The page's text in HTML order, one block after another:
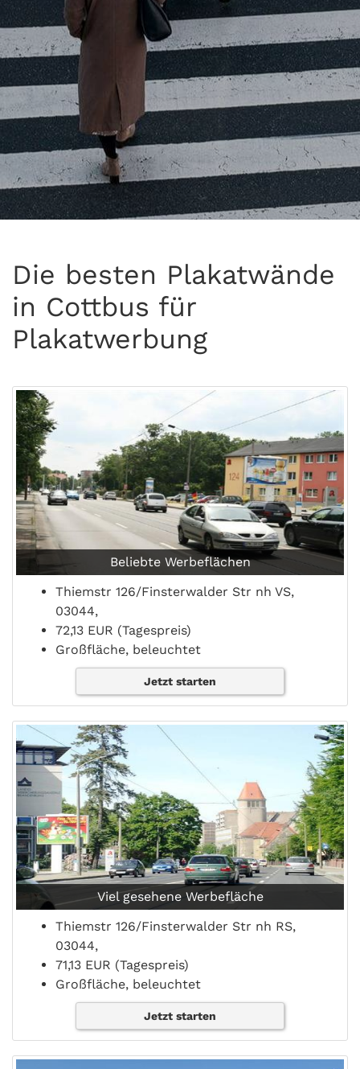
Die besten Plakatwände
in Cottbus für
Plakatwerbung
Beliebte Werbeflächen
Thiemstr 126/Finsterwalder Str nh VS,
03044,
72,13 EUR (Tagespreis)
Großfläche, beleuchtet
Jetzt starten
Viel gesehene Werbefläche
Thiemstr 126/Finsterwalder Str nh RS,
03044,
71,13 EUR (Tagespreis)
Großfläche, beleuchtet
Jetzt starten